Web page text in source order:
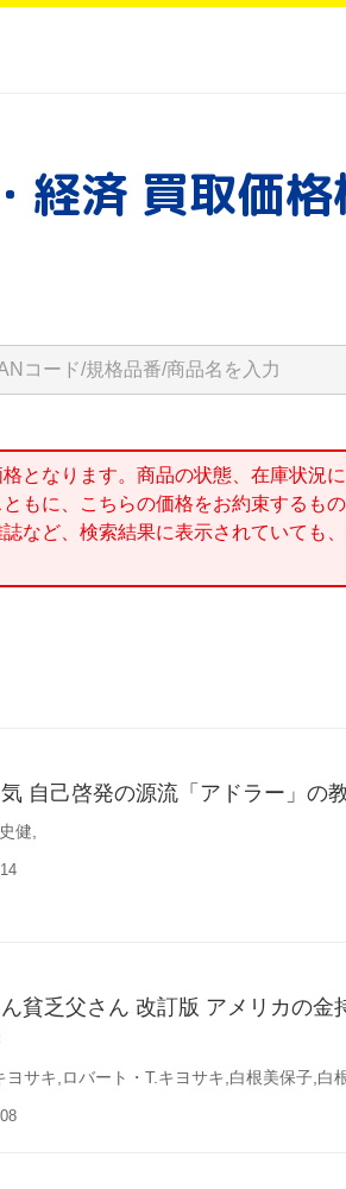
経済 買取価格
となります。商品の状態、在庫状況
もに、こちらの価格をお約束するもの
など、検索結果に表示されていても
自己啓発の源流「アドラー」の
健,
貧乏父さん 改訂版 アメリカの金
ヨサキ,ロバート・T.キヨサキ,白根美保子,白